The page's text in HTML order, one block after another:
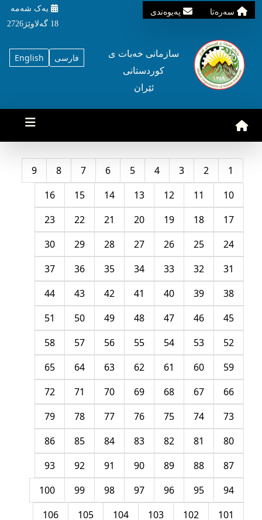
سه‌ره‌تا په‌یوه‌ندی
یه‌ک شه‌مه‌
18 گه‌لاوێژ2726
English فارسی
سازمانی خه‌بات ی
کوردستانی
ئێران
1
2
3
4
5
6
7
8
9
10
11
12
13
14
15
16
17
18
19
20
21
22
23
24
25
26
27
28
29
30
31
32
33
34
35
36
37
38
39
40
41
42
43
44
45
46
47
48
49
50
51
52
53
54
55
56
57
58
59
60
61
62
63
64
65
66
67
68
69
70
71
72
73
74
75
76
77
78
79
80
81
82
83
84
85
86
87
88
89
90
91
92
93
94
95
96
97
98
99
100
101
102
103
104
105
106